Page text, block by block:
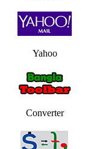
Yahoo
Converter